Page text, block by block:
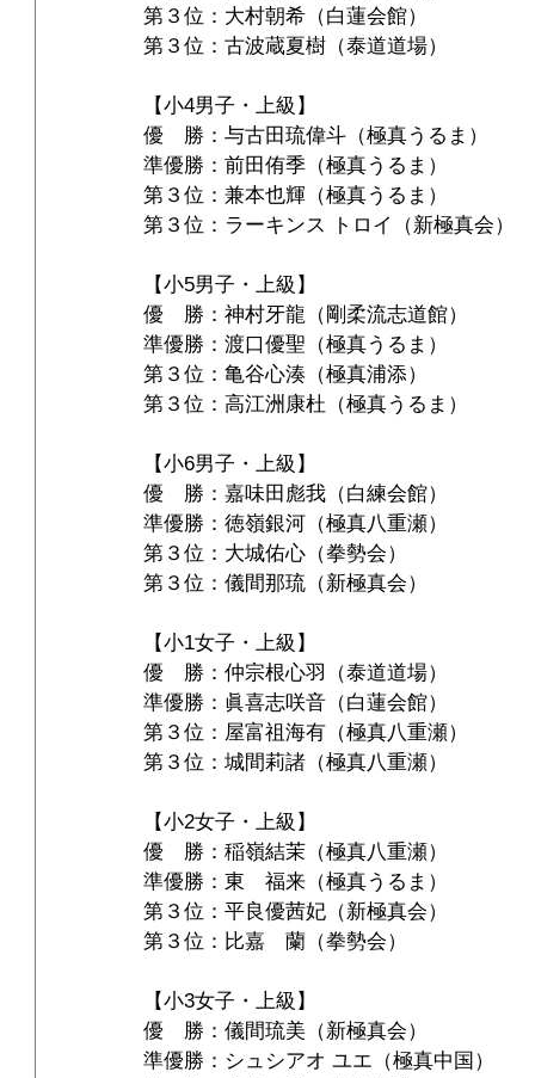
第３位：大村朝希（白蓮会館）
第３位：古波蔵夏樹（泰道道場）
【小4男子・上級】
優　勝：与古田琉偉斗（極真うるま）
準優勝：前田侑季（極真うるま）
第３位：兼本也輝（極真うるま）
第３位：ラーキンス トロイ（新極真会）
【小5男子・上級】
優　勝：神村牙龍（剛柔流志道館）
準優勝：渡口優聖（極真うるま）
第３位：亀谷心湊（極真浦添）
第３位：高江洲康杜（極真うるま）
【小6男子・上級】
優　勝：嘉味田彪我（白練会館）
準優勝：徳嶺銀河（極真八重瀬）
第３位：大城佑心（拳勢会）
第３位：儀間那琉（新極真会）
【小1女子・上級】
優　勝：仲宗根心羽（泰道道場）
準優勝：眞喜志咲音（白蓮会館）
第３位：屋富祖海有（極真八重瀬）
第３位：城間莉諸（極真八重瀬）
【小2女子・上級】
優　勝：稲嶺結茉（極真八重瀬）
準優勝：東　福来（極真うるま）
第３位：平良優茜妃（新極真会）
第３位：比嘉　蘭（拳勢会）
【小3女子・上級】
優　勝：儀間琉美（新極真会）
準優勝：シュシアオ ユエ（極真中国）